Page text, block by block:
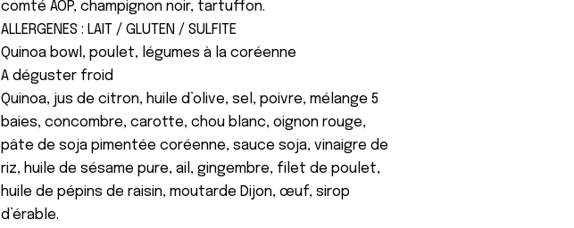
comté AOP, champignon noir, tartuffon.
ALLERGENES : LAIT / GLUTEN / SULFITE
Quinoa bowl, poulet, légumes à la coréenne
A déguster froid
Quinoa, jus de citron, huile d’olive, sel, poivre, mélange 5
baies, concombre, carotte, chou blanc, oignon rouge,
pâte de soja pimentée coréenne, sauce soja, vinaigre de
riz, huile de sésame pure, ail, gingembre, filet de poulet,
huile de pépins de raisin, moutarde Dijon, œuf, sirop
d’érable.